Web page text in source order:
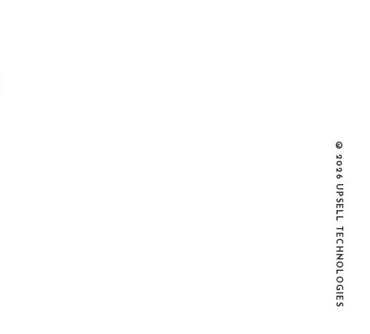
© 2026 UPSELL TECHNOLOGIES